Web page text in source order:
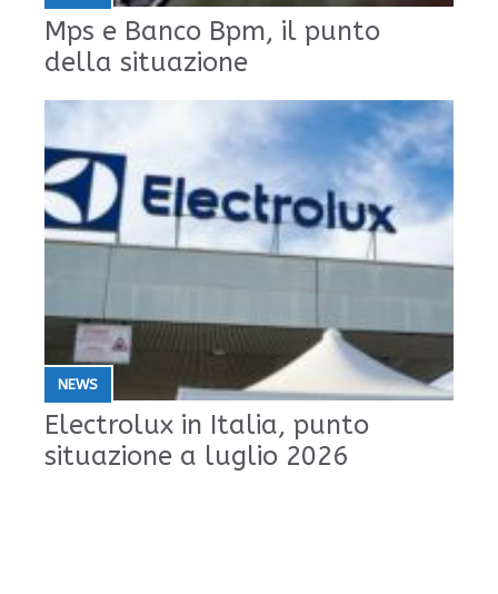
Mps e Banco Bpm, il punto
della situazione
NEWS
Electrolux in Italia, punto
situazione a luglio 2026